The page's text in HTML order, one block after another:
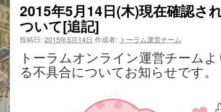
2015年5月14日(木)現在確認さ
ついて[追記]
投稿日: 2015年5月14日 作成者: トーラム運営チーム
トーラムオンライン運営チーム
る不具合についてお知らせです。